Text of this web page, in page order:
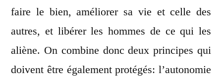
faire le bien, améliorer sa vie et celle des
autres, et libérer les hommes de ce qui les
aliène. On combine donc deux principes qui
doivent être également protégés: l’autonomie